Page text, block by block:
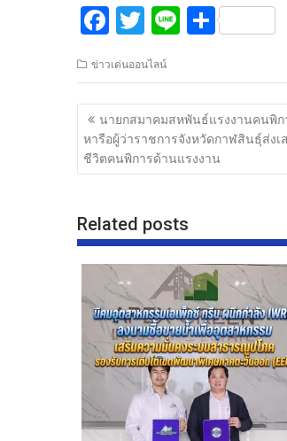
F
e
b
o
o
T
w
itt
er
Li
e
S
ar
e
ข่าวเด่นออนไลน์
แนะแนว
เรื่อง
นายกสมาคมสหพันธ์แรงงานคนพิก
หารือผู้ว่าราชการจังหวัดกาฬสินธุ์ส่
ชีวิตคนพิการด้านแรงงาน
Related posts